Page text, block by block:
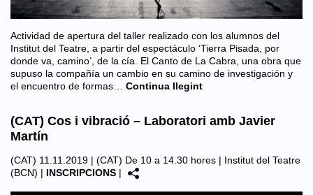
Actividad de apertura del taller realizado con los alumnos del
Institut del Teatre, a partir del espectáculo ‘Tierra Pisada, por
donde va, camino’, de la cía. El Canto de La Cabra, una obra que
supuso la compañía un cambio en su camino de investigación y
el encuentro de formas…
Continua llegint
(CAT) Cos i vibració – Laboratori amb Javier
Martín
(CAT) 11.11.2019 | (CAT) De 10 a 14.30 hores | Institut del Teatre
(BCN) | INSCRIPCIONS |